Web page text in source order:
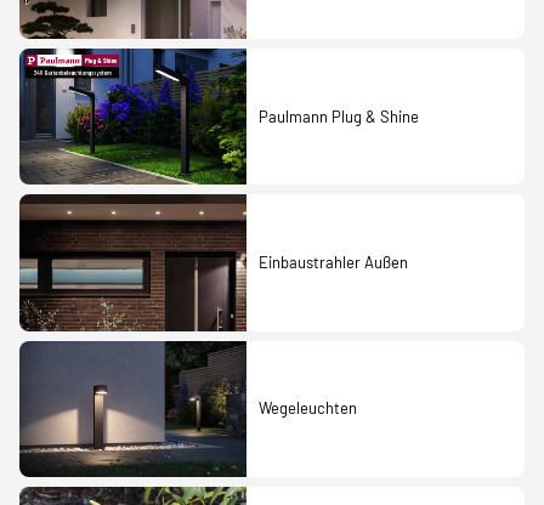
Paulmann Plug & Shine
Einbaustrahler Außen
Wegeleuchten